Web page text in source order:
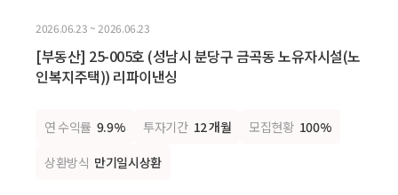
2026.06.23 ~ 2026.06.23
[부동산] 25-005호 (성남시 분당구 금곡동 노유자시설(노
인복지주택)) 리파이낸싱
연 수익률 9.9% 투자기간 12 개월 모집현황 100%
상환방식 만기일시상환